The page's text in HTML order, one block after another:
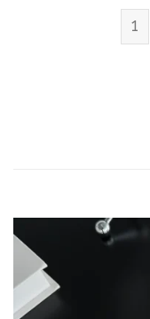
暗